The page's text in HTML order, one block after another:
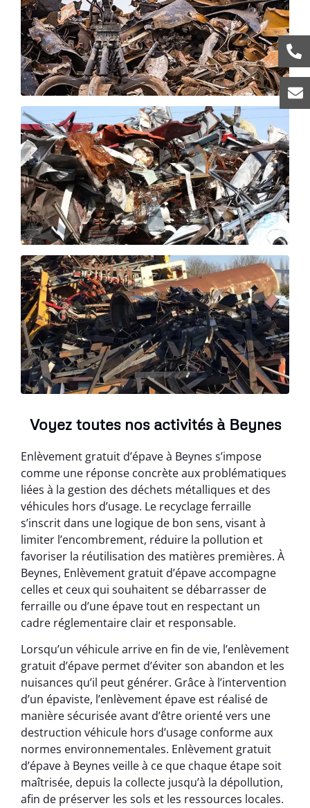
Voyez toutes nos activités à Beynes
Enlèvement gratuit d’épave à Beynes s’impose
comme une réponse concrète aux problématiques
liées à la gestion des déchets métalliques et des
véhicules hors d’usage. Le recyclage ferraille
s’inscrit dans une logique de bon sens, visant à
limiter l’encombrement, réduire la pollution et
favoriser la réutilisation des matières premières. À
Beynes, Enlèvement gratuit d’épave accompagne
celles et ceux qui souhaitent se débarrasser de
ferraille ou d’une épave tout en respectant un
cadre réglementaire clair et responsable.
Lorsqu’un véhicule arrive en fin de vie, l’enlèvement
gratuit d’épave permet d’éviter son abandon et les
nuisances qu’il peut générer. Grâce à l’intervention
d’un épaviste, l’enlèvement épave est réalisé de
manière sécurisée avant d’être orienté vers une
destruction véhicule hors d’usage conforme aux
normes environnementales. Enlèvement gratuit
d’épave à Beynes veille à ce que chaque étape soit
maîtrisée, depuis la collecte jusqu’à la dépollution,
afin de préserver les sols et les ressources locales.